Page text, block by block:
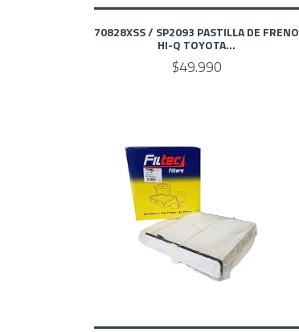
70828XSS / SP2093 PASTILLA DE FRENO
HI-Q TOYOTA...
$49.990